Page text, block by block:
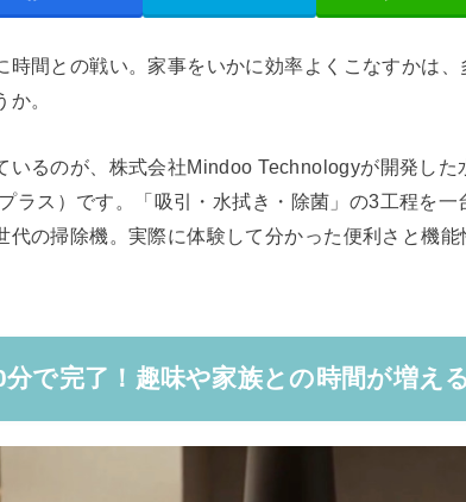
時間との戦い。家事をいかに効率よくこなすかは
。
いるのが、株式会社Mindoo Technologyが開発した
ラス）です。「吸引・水拭き・除菌」の3工程を一
代の掃除機。実際に体験して分かった便利さと機能
で完了！趣味や家族との時間が増える